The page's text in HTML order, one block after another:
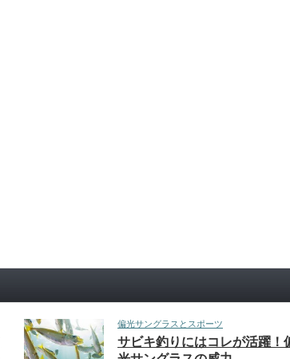
偏光サングラスとスポーツ
サビキ釣りにはコレが活躍！